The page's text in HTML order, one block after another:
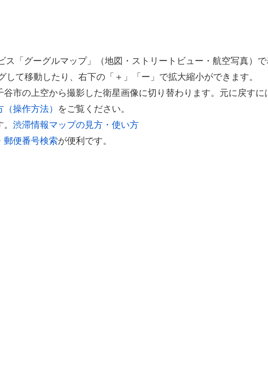
「グーグルマップ」（地図・ストリートビュー・航空写真）で
て移動したり、右下の「＋」「ー」で拡大縮小ができます。
市の上空から撮影した衛星画像に切り替わります。元に戻すに
操作方法）
をご覧ください。
渋滞情報マップの見方・使い方
郵便番号検索が便利です。